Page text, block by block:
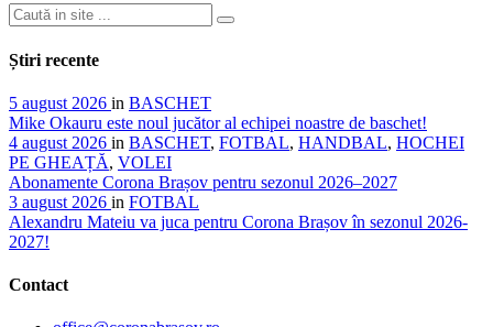
Știri recente
5 august 2026 in BASCHET
Mike Okauru este noul jucător al echipei noastre de baschet!
4 august 2026 in BASCHET, FOTBAL, HANDBAL, HOCHEI
PE GHEAȚĂ, VOLEI
Abonamente Corona Brașov pentru sezonul 2026–2027
3 august 2026 in FOTBAL
Alexandru Mateiu va juca pentru Corona Brașov în sezonul 2026-
2027!
Contact